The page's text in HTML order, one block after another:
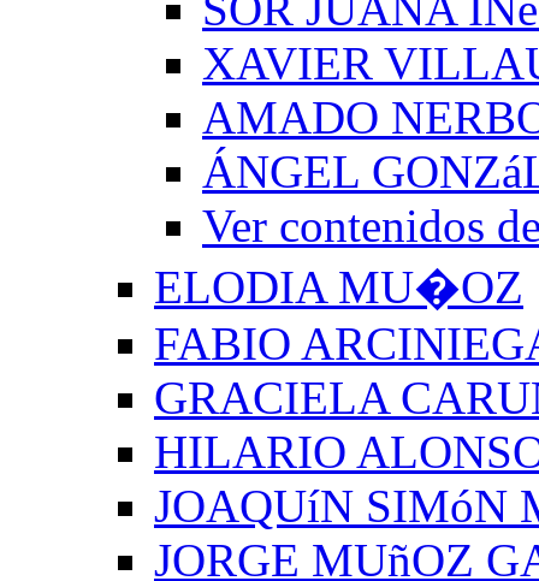
XAVIER
AMADO
ÁNGEL
Ver contenidos
ELODIA MU�OZ
FABIO
GRACIELA
HILARIO
JOAQUíN SIMóN
JORGE MUñOZ